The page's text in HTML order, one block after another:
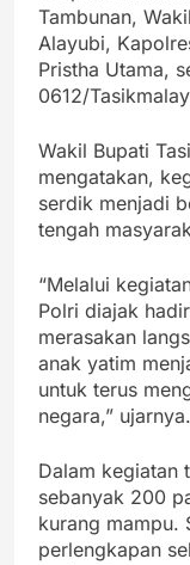
Tambunan,
Alayubi,
Pristha Utama,
0612/
Wakil Bupati
mengatakan,
serdik menjadi
tengah
“Melalui
Polri diajak
merasakan
anak yatim
untuk terus
negara,” ujarnya.
Dalam kegiatan
sebanyak 200
kurang mampu.
perlengkapan